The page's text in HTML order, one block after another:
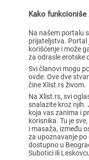
Kako funkcioniše
Na našem portalu
prijateljstva. Portal
korišćenje i može
za odrasle erotske
Svi članovi mogu
ovde. Ove dve
čine Xlist.rs živom.
Na Xlist.rs, svi
snalazite kroz njih.
koja vas zanima i
korisnika. Tu je
i masaža, između
za upoznavanje
dostupno u
Subotici ili